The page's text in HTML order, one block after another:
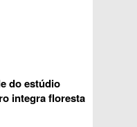
do estúdio
integra floresta